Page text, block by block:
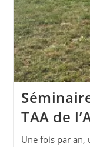
TAA de
Une fois par an,